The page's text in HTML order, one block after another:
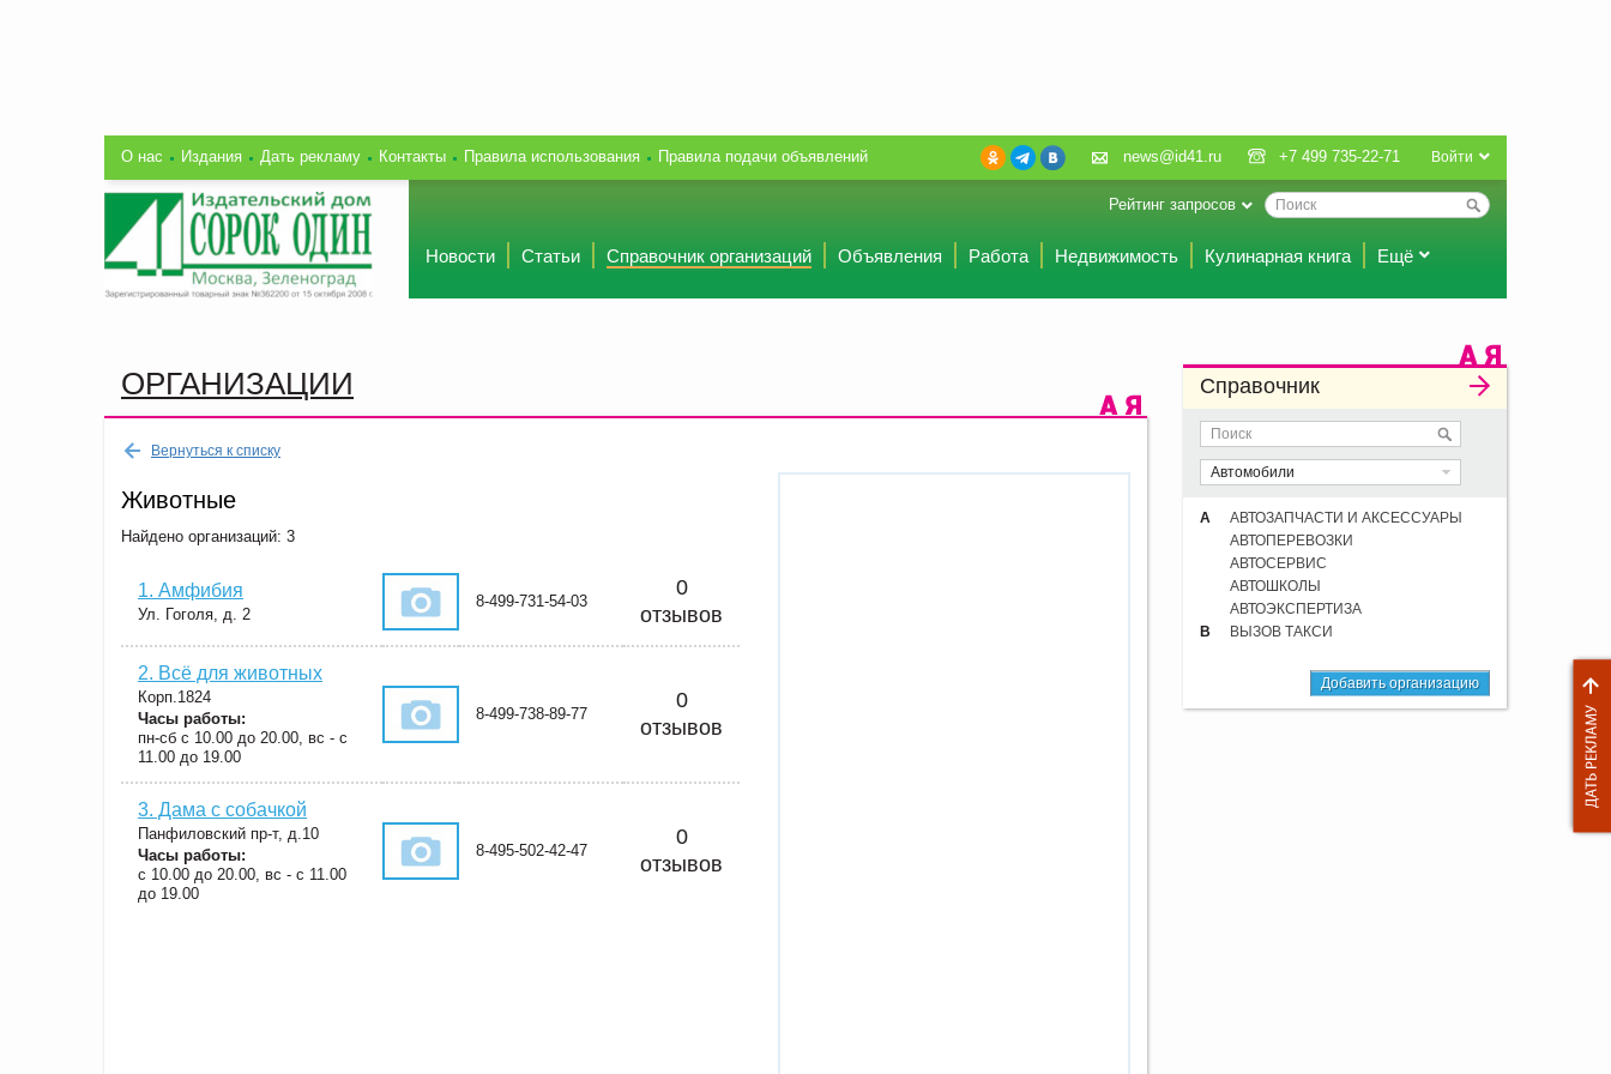
О нас Издания Дать рекламу Контакты Правила использования Правила подачи объявлений Войти
news@id41.ru +7 499 735-22-71
Рейтинг запросов
Новости Статьи Справочник организаций Объявления Работа Недвижимость Кулинарная книга Ещё
ОРГАНИЗАЦИИ
Вернуться к списку
Животные
Найдено организаций: 3
1. Амфибия
Ул. Гоголя, д. 2
8-499-731-54-03
0
отзывов
2. Всё для животных
Корп.1824
Часы работы:
пн-сб с 10.00 до 20.00, вс - с
11.00 до 19.00
8-499-738-89-77
0
отзывов
3. Дама с собачкой
Панфиловский пр-т, д.10
Часы работы:
с 10.00 до 20.00, вс - с 11.00
до 19.00
8-495-502-42-47
0
отзывов
Справочник
Автомобили
А
АВТОЗАПЧАСТИ И АКСЕССУАРЫ
АВТОПЕРЕВОЗКИ
АВТОСЕРВИС
АВТОШКОЛЫ
АВТОЭКСПЕРТИЗА
В
ВЫЗОВ ТАКСИ
Добавить организацию